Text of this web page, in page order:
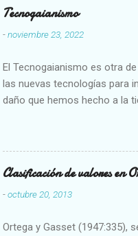
Tecnogaianismo
-noviembre 23, 2022
El Tecnogaianismo es otra
las nuevas tecnologías para
daño que hemos hecho a la
Clasificación de valores en
-octubre 20, 2013
Ortega y Gasset (1947:335),